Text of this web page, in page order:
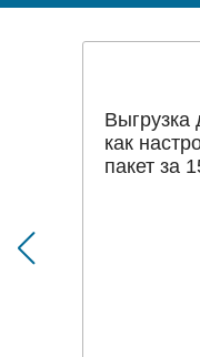
Выгрузка
как
пакет за